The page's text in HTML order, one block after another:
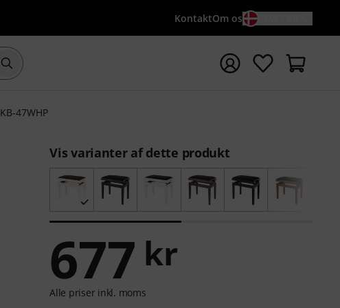
KontaktOm os
Start søgning med søgeord {searchTerm}
KB-47WHP
Vis varianter af dette produkt
677 kr
Alle priser inkl. moms